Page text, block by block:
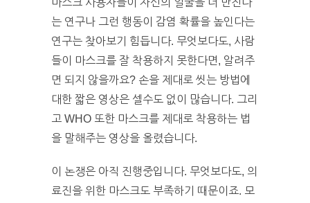
는 연구나 그런 행동이 감염 확률을 높인다는
연구는 찾아보기 힘듭니다. 무엇보다도, 사람
들이 마스크를 잘 착용하지 못한다면, 알려주
면 되지 않을까요? 손을 제대로 씻는 방법에
대한 짧은 영상은 셀수도 없이 많습니다. 그리
고 WHO 또한 마스크를 제대로 착용하는 법
을 말해주는 영상을 올렸습니다.
이 논쟁은 아직 진행중입니다. 무엇보다도, 의
료진을 위한 마스크도 부족하기 때문이죠. 모